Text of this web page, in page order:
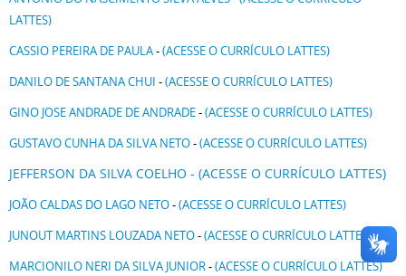
LATTES)
CASSIO PEREIRA DE PAULA-(ACESSE O CURRÍCULO LATTES)
DANILO DE SANTANA CHUI -(ACESSE O CURRÍCULO LATTES)
GINO JOSE ANDRADE DE ANDRADE-(ACESSE O CURRÍCULO LATTES)
GUSTAVO CUNHA DA SILVA NETO-(ACESSE O CURRÍCULO LATTES)
JEFFERSON DA SILVA COELHO - (ACESSE O CURRÍCULO LATTES)
JOÃO CALDAS DO LAGO NETO-(ACESSE O CURRÍCULO LATTES)
JUNOUT MARTINS LOUZADA NETO-(ACESSE O CURRÍCULO LATTES)
MARCIONILO NERI DA SILVA JUNIOR-(ACESSE O CURRÍCULO LATTES)